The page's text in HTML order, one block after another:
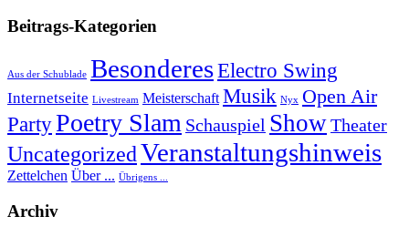
Beitrags-Kategorien
Aus der Schublade BesonderesElectro Swing
Internetseite Livestream Meisterschaft Musik Nyx Open Air
PartyPoetry Slam Schauspiel ShowTheater
Uncategorized Veranstaltungshinweis
Zettelchen Über ... Übrigens ...
Archiv